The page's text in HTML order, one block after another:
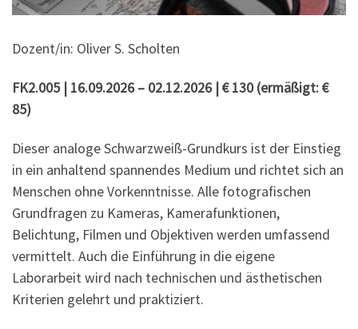
Dozent/in: Oliver S. Scholten
FK2.005 | 16.09.2026 – 02.12.2026 | € 130 (ermäßigt:€
85)
Dieser analoge Schwarzweiß-Grundkurs ist der Einstieg
in ein anhaltend spannendes Medium und richtet sich an
Menschen ohne Vorkenntnisse. Alle fotografischen
Grundfragen zu Kameras, Kamerafunktionen,
Belichtung, Filmen und Objektiven werden umfassend
vermittelt. Auch die Einführung in die eigene
Laborarbeit wird nach technischen und ästhetischen
Kriterien gelehrt und praktiziert.